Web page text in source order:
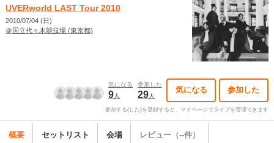
UVERworld LAST Tour 2010
2010/07/04 (日)
＠国立代々木競技場 (東京都)
気になる
9人
参加した
29人
気になる 参加した
参加する(した)を登録すると、マイページでライブを管理できます
概要 セットリスト 会場 レビュー（--件）